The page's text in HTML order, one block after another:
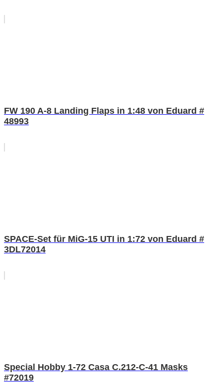
FW 190 A-8 Landing Flaps in 1:48 von Eduard #
48993
SPACE-Set für MiG-15 UTI in 1:72 von Eduard #
3DL72014
Special Hobby 1-72 Casa C.212-C-41 Masks
#72019